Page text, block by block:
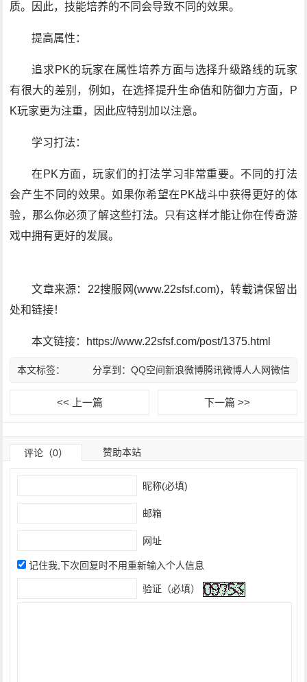
质。因此，技能培养的不同会导致不同的效果。
提高属性：
追求PK的玩家在属性培养方面与选择升级路线的玩家
有很大的差别，例如，在选择提升生命值和防御力方面，P
K玩家更为注重，因此应特别加以注意。
学习打法：
在PK方面，玩家们的打法学习非常重要。不同的打法
会产生不同的效果。如果你希望在PK战斗中获得更好的体
验，那么你必须了解这些打法。只有这样才能让你在传奇游
戏中拥有更好的发展。
文章来源：22搜服网(www.22sfsf.com)，转载请保留出
处和链接！
本文链接：https://www.22sfsf.com/post/1375.html
分享到： QQ空间新浪微博腾讯微博人人网微信
本文标签：
<< 上一篇 下一篇 >>
评论（0） 赞助本站
昵称(必填)
邮箱
网址
记住我,下次回复时不用重新输入个人信息
验证（必填）